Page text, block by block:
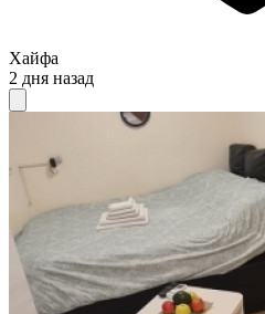
Хайфа
2 дня назад